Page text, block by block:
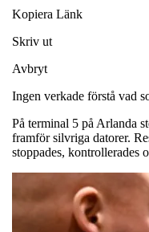
Kopiera Länk
Skriv ut
Avbryt
Ingen verkade förstå vad
På terminal 5 på Arlanda
framför silvriga datorer.
stoppades, kontrollerades